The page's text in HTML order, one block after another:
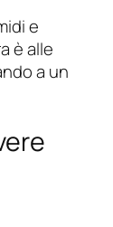
e
è alle
a un